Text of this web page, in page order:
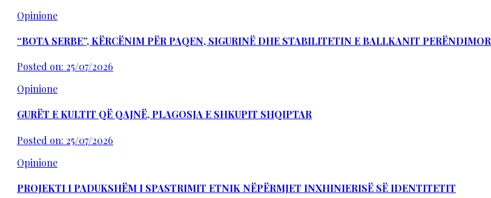
Opinione
“BOTA SERBE”, KËRCËNIM PËR PAQEN, SIGURINË DHE STABILITETIN E BALLKANIT PERËNDIMOR
Posted on: 25/07/2026
Opinione
GURËT E KULTIT QË QAJNË, PLAGOSJA E SHKUPIT SHQIPTAR
Posted on: 25/07/2026
Opinione
PROJEKTI I PADUKSHËM I SPASTRIMIT ETNIK NËPËRMJET INXHINIERISË SË IDENTITETIT